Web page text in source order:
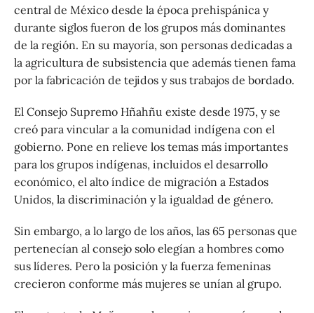
central de México desde la época prehispánica y
durante siglos fueron de los grupos más dominantes
de la región. En su mayoría, son personas dedicadas a
la agricultura de subsistencia que además tienen fama
por la fabricación de tejidos y sus trabajos de bordado.
El Consejo Supremo Hñahñu existe desde 1975, y se
creó para vincular a la comunidad indígena con el
gobierno. Pone en relieve los temas más importantes
para los grupos indígenas, incluidos el desarrollo
económico, el alto índice de migración a Estados
Unidos, la discriminación y la igualdad de género.
Sin embargo, a lo largo de los años, las 65 personas que
pertenecían al consejo solo elegían a hombres como
sus líderes. Pero la posición y la fuerza femeninas
crecieron conforme más mujeres se unían al grupo.